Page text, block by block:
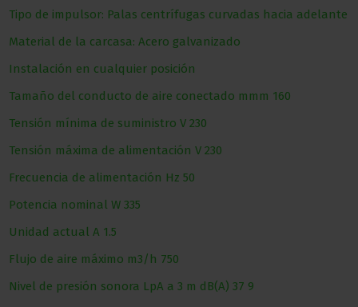
Tipo de impulsor: Palas centrífugas curvadas hacia adelante
Material de la carcasa: Acero galvanizado
Instalación en cualquier posición
Tamaño del conducto de aire conectado mmm 160
Tensión mínima de suministro V 230
Tensión máxima de alimentación V 230
Frecuencia de alimentación Hz 50
Potencia nominal W 335
Unidad actual A 1.5
Flujo de aire máximo m3/h 750
Nivel de presión sonora LpA a 3 m dB(A) 37 9